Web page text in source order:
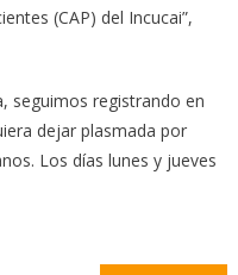
(CAP) del Incucai”,
seguimos registrando en
dejar plasmada por
Los días lunes y jueves